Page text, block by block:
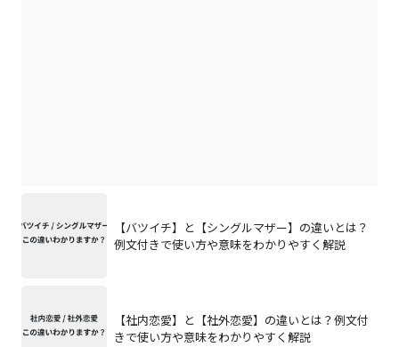
【バツイチ】と【シングルマザー】の違いとは？
例文付きで使い方や意味をわかりやすく解説
【社内恋愛】と【社外恋愛】の違いとは？例文付
きで使い方や意味をわかりやすく解説